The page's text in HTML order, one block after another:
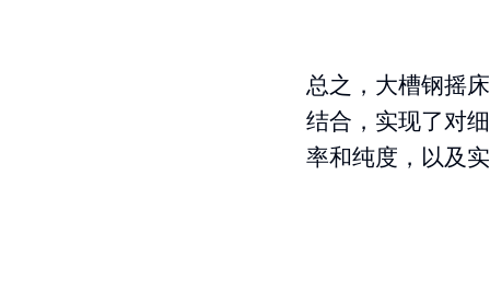
总之，大槽钢摇
结合，实现了对
率和纯度，以及